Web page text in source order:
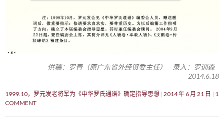
供稿：罗青（原广东省外经贸委主任） 录入：罗训森
2014.6.18
1999.10，罗元发老将军为《中华罗氏通谱》确定指导思想 2014 年 6 月 21 日
1
COMMENT